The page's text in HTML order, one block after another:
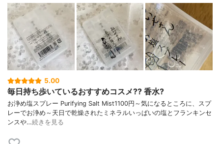
5.00
毎日持ち歩いているおすすめコスメ?? 香水?
お浄め塩スプレー Purifying Salt Mist1100円～気になるところに、スプ
レーでお浄め～天日で乾燥されたミネラルいっぱいの塩とフランキンセ
ンスや…続きを見る